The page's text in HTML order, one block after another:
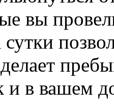
вы
сутки
и в вашем